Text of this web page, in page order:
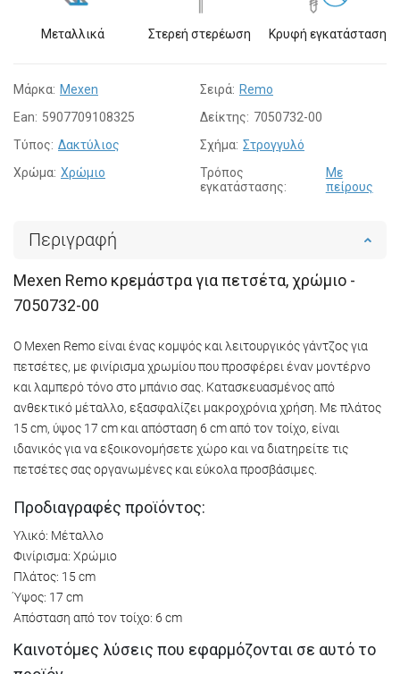
Μεταλλικά Στερεή στερέωση Κρυφή εγκατάσταση
Μάρκα: Mexen Σειρά: Remo
Ean: 5907709108325 Δείκτης: 7050732-00
Τύπος: Δακτύλιος Σχήμα: Στρογγυλό
Χρώμα: Χρώμιο
Τρόπος
εγκατάστασης:
Με
πείρους
Περιγραφή
Mexen Remo κρεμάστρα για πετσέτα, χρώμιο -
7050732-00
Ο Mexen Remo είναι ένας κομψός και λειτουργικός γάντζος για
πετσέτες, με φινίρισμα χρωμίου που προσφέρει έναν μοντέρνο
και λαμπερό τόνο στο μπάνιο σας. Κατασκευασμένος από
ανθεκτικό μέταλλο, εξασφαλίζει μακροχρόνια χρήση. Με πλάτος
15 cm, ύψος 17 cm και απόσταση 6 cm από τον τοίχο, είναι
ιδανικός για να εξοικονομήσετε χώρο και να διατηρείτε τις
πετσέτες σας οργανωμένες και εύκολα προσβάσιμες.
Προδιαγραφές προϊόντος:
Υλικό: Μέταλλο
Φινίρισμα: Χρώμιο
Πλάτος: 15 cm
Ύψος: 17 cm
Απόσταση από τον τοίχο: 6 cm
Καινοτόμες λύσεις που εφαρμόζονται σε αυτό το